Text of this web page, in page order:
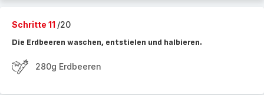
Schritte 11 /20
Die Erdbeeren waschen, entstielen und halbieren.
280g Erdbeeren